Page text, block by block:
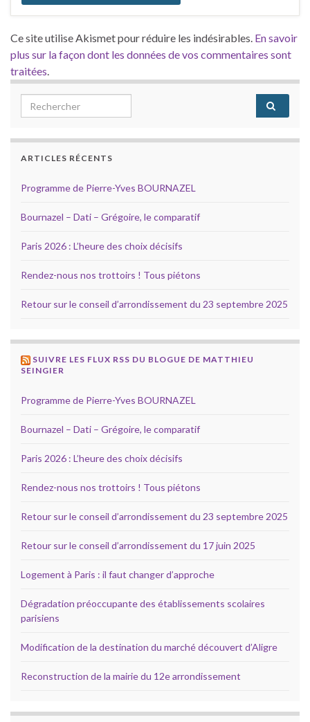
Ce site utilise Akismet pour réduire les indésirables. En savoir
plus sur la façon dont les données de vos commentaires sont
traitées.
Search for:
ARTICLES RÉCENTS
Programme de Pierre-Yves BOURNAZEL
Bournazel – Dati – Grégoire, le comparatif
Paris 2026 : L’heure des choix décisifs
Rendez-nous nos trottoirs ! Tous piétons
Retour sur le conseil d’arrondissement du 23 septembre 2025
SUIVRE LES FLUX RSS DU BLOGUE DE MATTHIEU
SEINGIER
Programme de Pierre-Yves BOURNAZEL
Bournazel – Dati – Grégoire, le comparatif
Paris 2026 : L’heure des choix décisifs
Rendez-nous nos trottoirs ! Tous piétons
Retour sur le conseil d’arrondissement du 23 septembre 2025
Retour sur le conseil d’arrondissement du 17 juin 2025
Logement à Paris : il faut changer d’approche
Dégradation préoccupante des établissements scolaires
parisiens
Modification de la destination du marché découvert d’Aligre
Reconstruction de la mairie du 12e arrondissement